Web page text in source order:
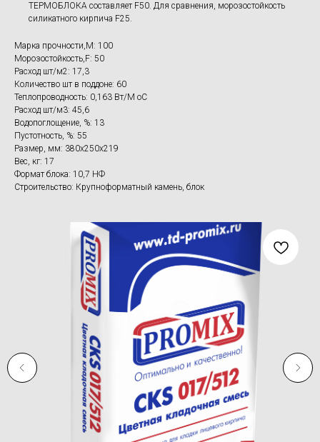
ТЕРМОБЛОКА составляет F50. Для сравнения, морозостойкость
силикатного кирпича F25.
Марка прочности,M: 100
Морозостойкость,F: 50
Расход шт/м2: 17,3
Количество шт в поддоне: 60
Теплопроводность: 0,163 Вт/М оС
Расход шт/м3: 45,6
Водопоглощение, %: 13
Пустотность, %: 55
Размер, мм: 380х250х219
Вес, кг: 17
Формат блока: 10,7 НФ
Строительство: Крупноформатный камень, блок